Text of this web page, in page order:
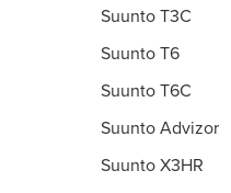
Suunto T3C
Suunto T6
Suunto T6C
Suunto Advizor
Suunto X3HR